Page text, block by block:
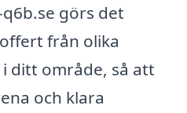
görs det
från olika
ditt område, så att
och klara